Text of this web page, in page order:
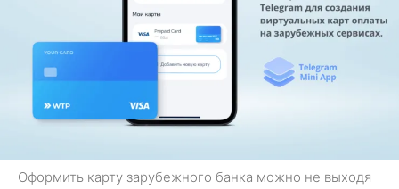
Оформить карту зарубежного банка можно не выходя